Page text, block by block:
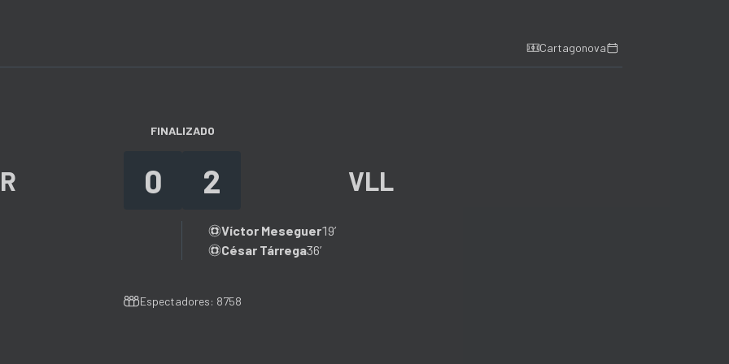
Cartagonova
FINALIZADO
0 2 VLL
19’
Víctor Meseguer
36’
César Tárrega
Espectadores: 8758